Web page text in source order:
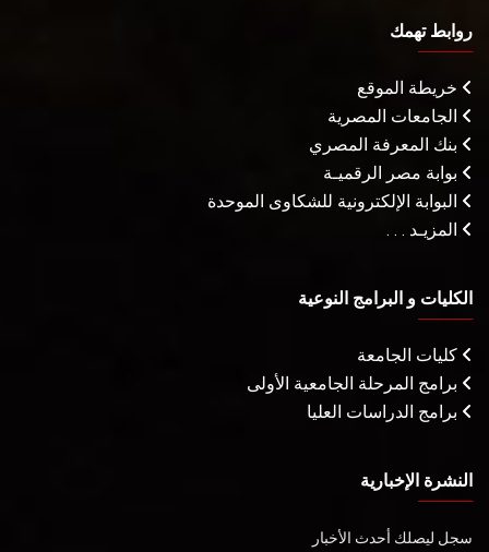
روابط تهمك
خريطة الموقع
الجامعات المصرية
بنك المعرفة المصري
بوابة مصر الرقميـة
البوابة الإلكترونية للشكاوى الموحدة
المزيـد . . .
الكليات و البرامج النوعية
كليات الجامعة
برامج المرحلة الجامعية الأولى
برامج الدراسات العليا
النشرة الإخبارية
سجل ليصلك أحدث الأخبار